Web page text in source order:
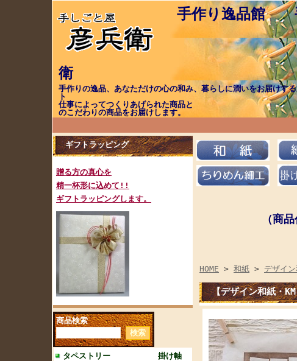
手作り逸品館
手作りの逸品、あなただけの心の和み、暮らしに潤いをお届けす
ト 職（しょ
仕事によってつく
のこだわりの商品をお届けします。
ギフトラッピング
贈る方の真心を
精一杯形に込めて!!
ギフトラッピングします。
商品検索
タペストリー 掛け軸
（商
ご注文
HOME > 和紙 > デザイ
【デザイン和紙・